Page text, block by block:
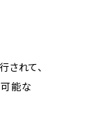
されて、
能な